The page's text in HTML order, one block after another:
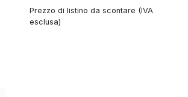
Prezzo di listino da scontare (IVA
esclusa)